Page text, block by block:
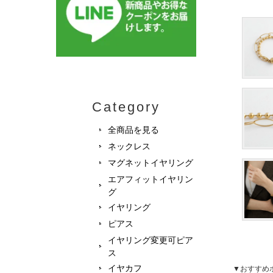
▼おすすめ
Category
全商品を見る
ネックレス
マグネットイヤリング
エアフィットイヤリン
グ
イヤリング
ピアス
イヤリング変更可ピア
ス
イヤカフ